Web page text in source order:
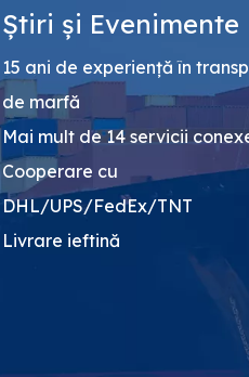
Știri și Evenimente
15 ani de experiență în
de marfă
Mai mult de 14 servicii
Cooperare cu
DHL/UPS/FedEx/TNT
Livrare ieftină